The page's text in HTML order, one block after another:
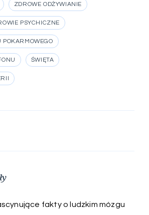
ZDROWE ODŻYWIANIE
PSYCHICZNE
ŚWIĘTA
fakty o ludzkim mózgu